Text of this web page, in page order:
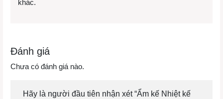
khác.
Đánh giá
Chưa có đánh giá nào.
Hãy là người đầu tiên nhận xét “Ẩm kế Nhiệt kế